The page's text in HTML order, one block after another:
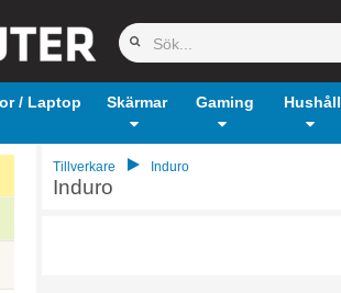
/ Laptop Skärmar Gaming Hushåll
Tillverkare Induro
Induro